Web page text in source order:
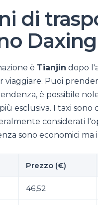
di
è Tianjin dopo
viaggiare. Puoi
è possibile
esclusiva. I taxi sono
considerati
sono economici ma
Prezzo (€)
46,52